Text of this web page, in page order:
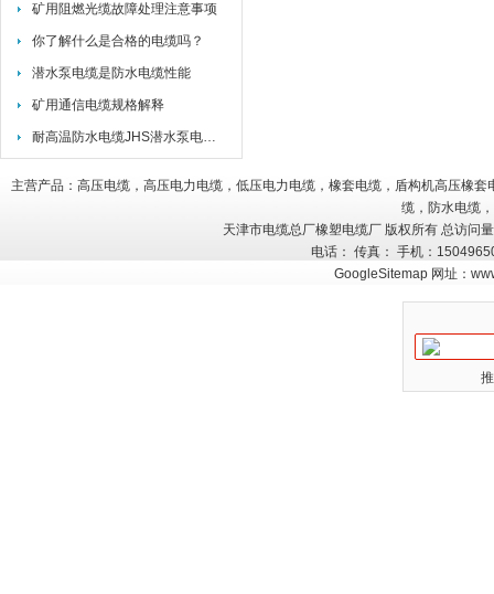
矿用阻燃光缆故障处理注意事项
你了解什么是合格的电缆吗？
潜水泵电缆是防水电缆性能
矿用通信电缆规格解释
耐高温防水电缆JHS潜水泵电缆JHS执行标准
主营产品：高压电缆，高压电力电缆，低压电力电缆，橡套电缆，盾构机高压橡
缆，防水电缆
天津市电缆总厂橡塑电缆厂 版权所有 总访问
电话： 传真： 手机：
GoogleSitemap 网址：